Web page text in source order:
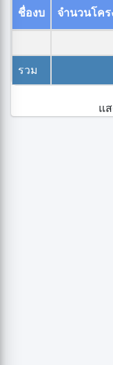
ชื่องบ จำนวนโคร
รวม
แ